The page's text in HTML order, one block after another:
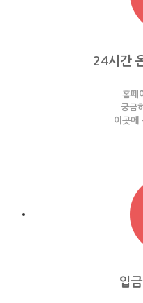
24시간
홈페
궁금
이곳에
입